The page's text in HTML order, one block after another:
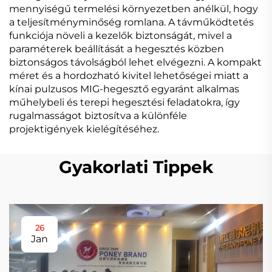
mennyiségű termelési környezetben anélkül, hogy
a teljesítményminőség romlana. A távműködtetés
funkciója növeli a kezelők biztonságát, mivel a
paraméterek beállítását a hegesztés közben
biztonságos távolságból lehet elvégezni. A kompakt
méret és a hordozható kivitel lehetőségei miatt a
kínai pulzusos MIG-hegesztő egyaránt alkalmas
műhelybeli és terepi hegesztési feladatokra, így
rugalmasságot biztosítva a különféle
projektigények kielégítéséhez.
Gyakorlati Tippek
26
Jan